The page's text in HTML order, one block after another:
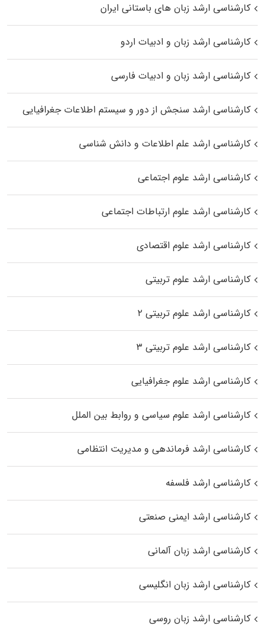
کارشناسی ارشد زبان‌ های باستانی ایران
کارشناسی ارشد زبان و ادبیات اردو
کارشناسی ارشد زبان و ادبیات فارسی
کارشناسی ارشد سنجش از دور و سیستم اطلاعات جغرافیایی
کارشناسی ارشد علم اطلاعات و دانش شناسی
کارشناسی ارشد علوم اجتماعی
کارشناسی ارشد علوم ارتباطات اجتماعی
کارشناسی ارشد علوم اقتصادی
کارشناسی ارشد علوم تربیتی
کارشناسی ارشد علوم تربیتی ۲
کارشناسی ارشد علوم تربیتی ۳
کارشناسی ارشد علوم جغرافیایی
کارشناسی ارشد علوم سیاسی و روابط بین الملل
کارشناسی ارشد فرماندهی و مدیریت انتظامی
کارشناسی ارشد فلسفه
کارشناسی ارشد ایمنی صنعتی
کارشناسی ارشد زبان آلمانی
کارشناسی ارشد زبان انگلیسی
کارشناسی ارشد زبان روسی